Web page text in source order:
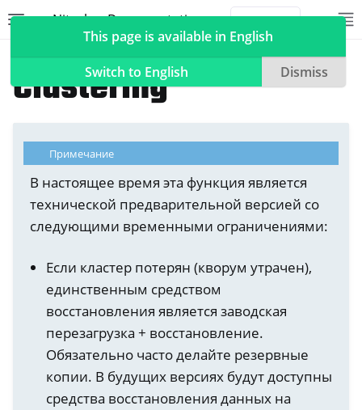
Nitrokey Documentation
navigation of Nitrokeys
navigation of NitroPad, NitroPC
navigation of NitroPhone, NitroTablet
navigation of NextBox
Clustering
Примечание
В настоящее время эта функция является
технической предварительной версией со
следующими временными ограничениями:
Если кластер потерян (кворум утрачен),
единственным средством
восстановления является заводская
перезагрузка + восстановление.
Обязательно часто делайте резервные
копии. В будущих версиях будут доступны
средства восстановления данных на
This page is available in English
Switch to English
Dismiss